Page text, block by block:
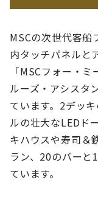
MSCの次世代客
内タッチパネルと
「MSCフォー・
ルーズ・アシスタ
ています。2デッ
ルの壮大なLEDド
キハウスや寿司＆
ラン、20のバーと
ています。